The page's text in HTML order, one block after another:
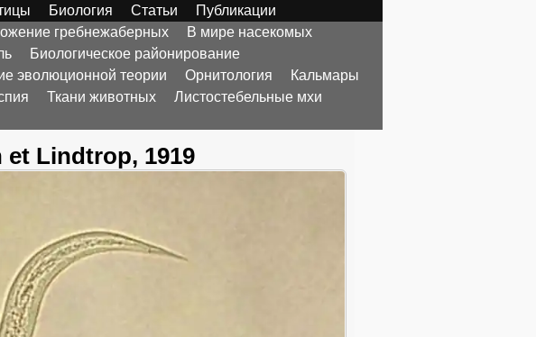
Биология Статьи
Публикации
гребнежаберных
В мире насекомых
Биологическое районирование
эволюционной теории Орнитология
Кальмары
Ткани животных
Листостебельные мхи
Lindtrop, 1919